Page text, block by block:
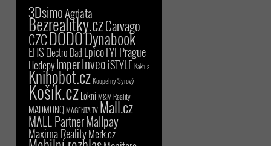
3DsimoAgdata
Bezrealitky.czCarvago
CZCDODODynabook
EHSElectro Dad EpicoFYI Prague
HedepyImperInveoiSTYLE Kaktus
Knihobot.czKoupelny Syrový
Košík.czLokni M&M Reality
MADMONQMAGENTA TV Mall.cz
MALL PartnerMallpay
Maxima RealityMerk.cz